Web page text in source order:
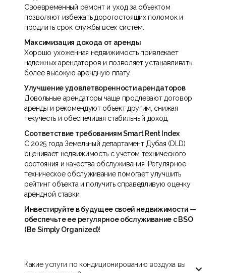
Своевременный ремонт и уход за объектом
позволяют избежать дорогостоящих поломок и
продлить срок службы всех систем.
Максимизация дохода от аренды
Хорошо ухоженная недвижимость привлекает
надежных арендаторов и позволяет устанавливать
более высокую арендную плату.
Улучшение удовлетворенности арендаторов
Довольные арендаторы чаще продлевают договор
аренды и рекомендуют объект другим, снижая
текучесть и обеспечивая стабильный доход.
Соответствие требованиям Smart Rent Index
С 2025 года Земельный департамент Дубая (DLD)
оценивает недвижимость с учетом технического
состояния и качества обслуживания. Регулярное
техническое обслуживание помогает улучшить
рейтинг объекта и получить справедливую оценку
арендной ставки.
Инвестируйте в будущее своей недвижимости —
обеспечьте ее регулярное обслуживание с BSO
(Be Simply Organized)!
Какие услуги по кондиционированию воздуха вы
